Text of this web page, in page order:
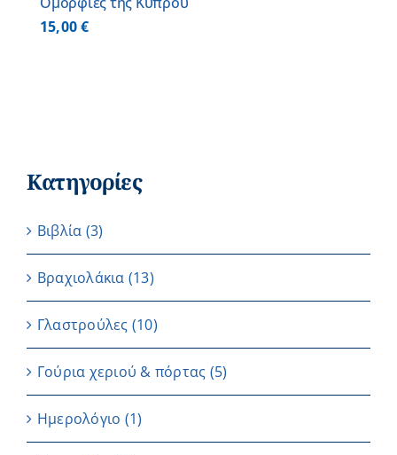
15,00€
Κατηγορίες
Βιβλία (3)
Βραχιολάκια (13)
Γλαστρούλες (10)
Γούρια χεριού & πόρτας (5)
Ημερολόγιο (1)